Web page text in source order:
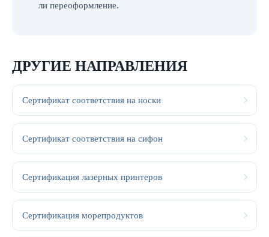
ли переоформление.
ДРУГИЕ НАПРАВЛЕНИЯ
Сертификат соответствия на носки
Сертификат соответствия на сифон
Сертификация лазерных принтеров
Сертификация морепродуктов